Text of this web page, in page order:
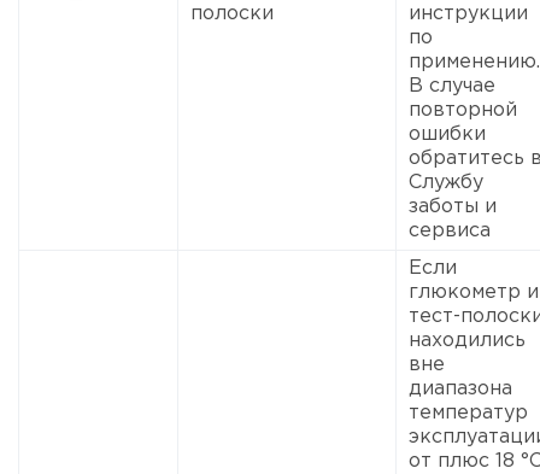
полоски
инструкции
по
применению.
В случае
повторной
ошибки
обратитесь
Службу
заботы и
сервиса
Если
глюкометр и
тест-
находились
вне
диапазона
температур
от плюс 18